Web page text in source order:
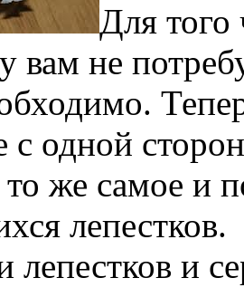
Для того
вам не
с одной
то же самое и
лепестков.
лепестков и